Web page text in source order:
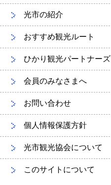
光市の紹介
おすすめ観光ルート
ひかり観光パートナーズ
会員のみなさまへ
お問い合わせ
個人情報保護方針
光市観光協会について
このサイトについて